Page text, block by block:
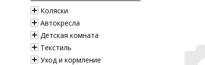
Коляски
Автокресла
Детская комната
Текстиль
Уход и кормление